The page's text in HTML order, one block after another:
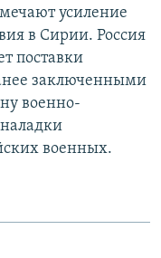
усиление
в Сирии. Россия
поставки
заключенными
военно-
военных.